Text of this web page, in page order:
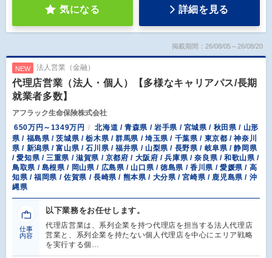
気になる 詳細を見る
掲載期間：26/08/05～26/08/20
NEW 法人営業（金融）
代理店営業（法人・個人）【多様なキャリアパス/長期
就業者多数】
アフラック生命保険株式会社
650万円～1349万円
北海道 / 青森県 / 岩手県 / 宮城県 / 秋田県 / 山形
県 / 福島県 / 茨城県 / 栃木県 / 群馬県 / 埼玉県 / 千葉県 / 東京都 / 神奈川
県 / 新潟県 / 富山県 / 石川県 / 福井県 / 山梨県 / 長野県 / 岐阜県 / 静岡県
/ 愛知県 / 三重県 / 滋賀県 / 京都府 / 大阪府 / 兵庫県 / 奈良県 / 和歌山県 /
鳥取県 / 島根県 / 岡山県 / 広島県 / 山口県 / 徳島県 / 香川県 / 愛媛県 / 高
知県 / 福岡県 / 佐賀県 / 長崎県 / 熊本県 / 大分県 / 宮崎県 / 鹿児島県 / 沖
縄県
仕事
内容
以下業務をお任せします。
代理店営業は、系列企業を持つ代理店を担当する法人代理店
営業と、系列企業を持たない個人代理店を中心にエリア戦略
を実行する個…